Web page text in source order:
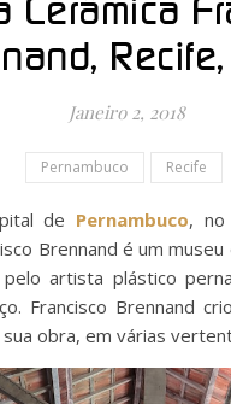
Cerâmica
Recife,
Janeiro 2, 2018
Pernambuco Recife
de Pernambuco, no
Brennand é um
artista plástico
Francisco Brennand
obra, em várias